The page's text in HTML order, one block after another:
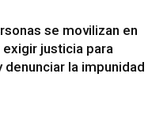
se movilizan en
justicia para
denunciar la impunidad